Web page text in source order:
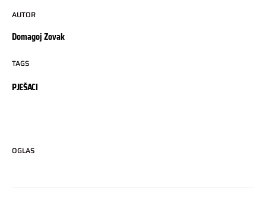
AUTOR
Domagoj Zovak
TAGS
PJEŠACI
OGLAS